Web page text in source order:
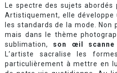
Le spectre des sujets abordés
Artistiquement, elle développe
les standards de la mode.
mais dans le thème
sublimation, son œil
L’artiste sacralise les
particulièrement à mettre en